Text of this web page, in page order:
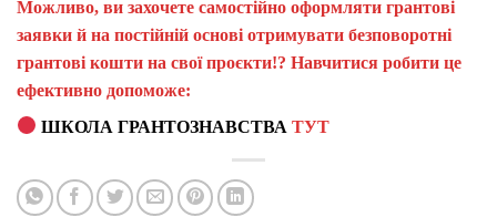
Можливо, ви захочете самостійно оформляти грантові
заявки й на постійній основі отримувати безповоротні
грантові кошти на свої проєкти!? Навчитися робити це
ефективно допоможе:
ШКОЛА ГРАНТОЗНАВСТВАТУТ